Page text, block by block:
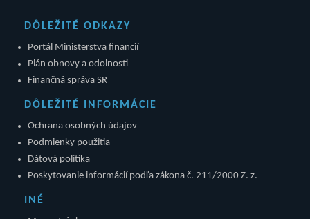
DÔLEŽITÉ ODKAZY
Portál Ministerstva financií
Plán obnovy a odolnosti
Finančná správa SR
DÔLEŽITÉ INFORMÁCIE
Ochrana osobných údajov
Podmienky použitia
Dátová politika
Poskytovanie informácií podľa zákona č. 211/2000 Z. z.
INÉ